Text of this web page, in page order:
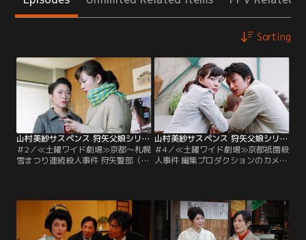
Sorting
山村美紗サスペンス 狩矢父娘シリーズ ＃02
＃2／≪土曜ワイド劇場≫京都～札幌
雪まつり連続殺人事件 狩矢警部（田
来ていた。同行していたのは大学時
代の友人で今は京都の大学で講師を
勤める石原剛（大沢健）と、やはり
大学時代の友人で札幌の放送局のア
山村美紗サスペンス 狩矢父娘シリーズ ＃04
＃4／≪土曜ワイド劇場≫京都祇園殺
人事件 編集プロダクションのカメラ
記者の夏目利彦（原田龍二）ととも
に祇園のお茶屋『花力』を訪れる。
女将の工藤恵美子（音無美紀子）に
よると、石原（五王四郎）という不